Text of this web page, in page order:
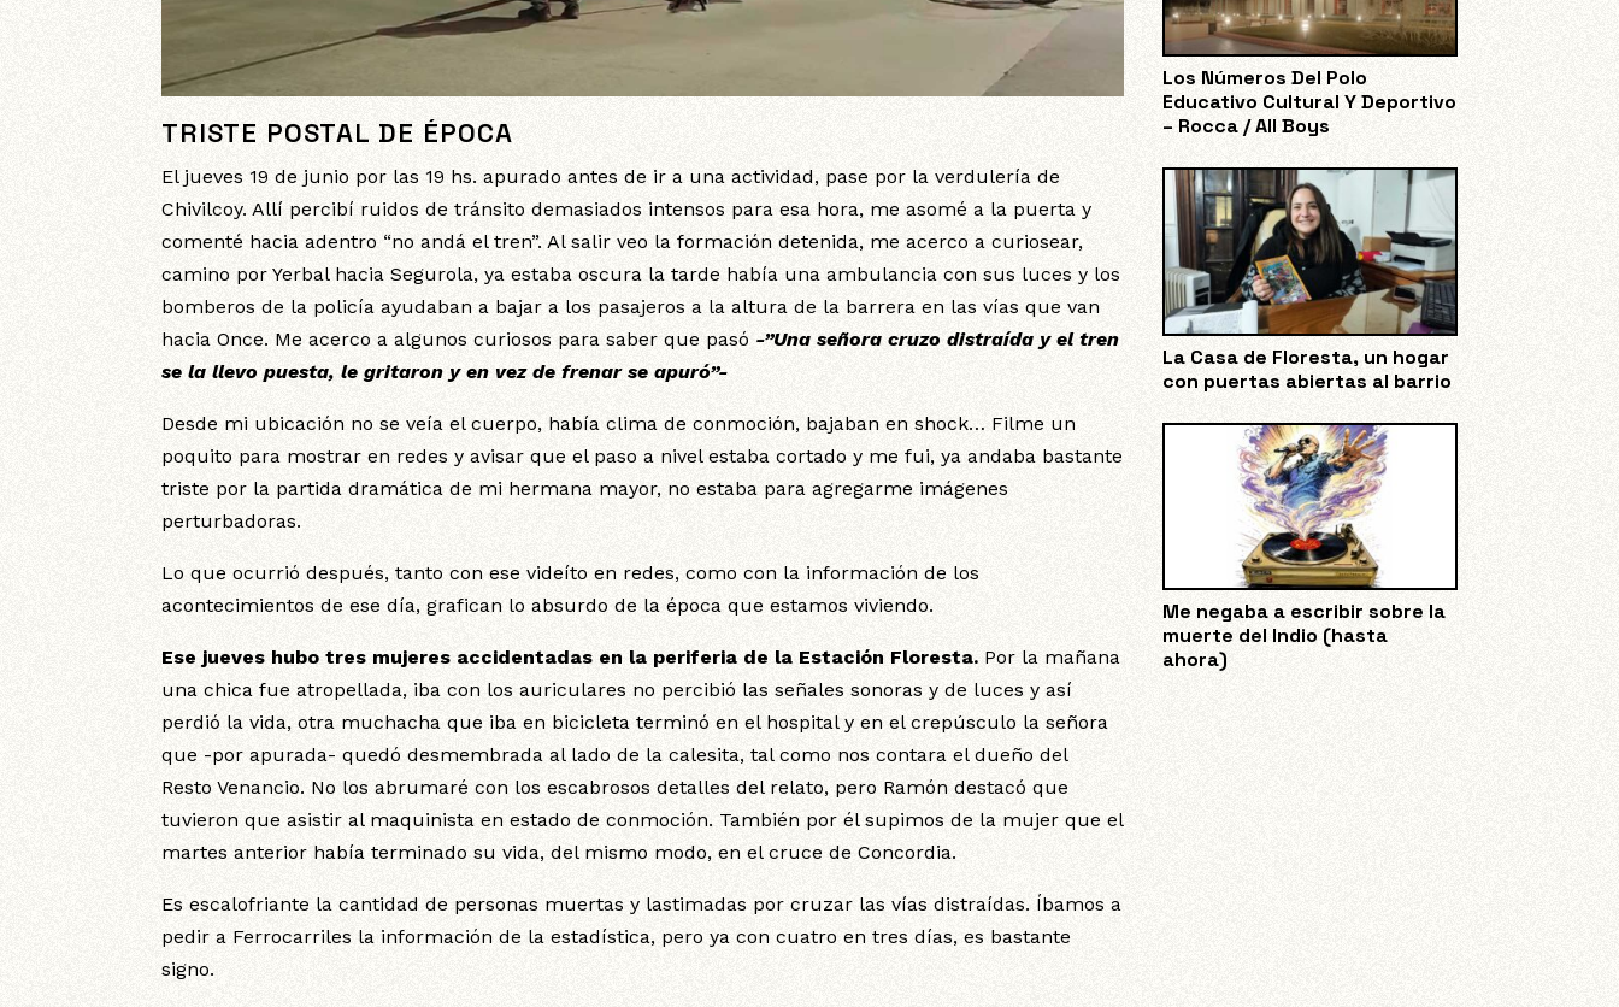
TRISTE POSTAL DE ÉPOCA
El jueves 19 de junio por las 19 hs. apurado antes de ir a una actividad, pase por la verdulería de
Chivilcoy. Allí percibí ruidos de tránsito demasiados intensos para esa hora, me asomé a la puerta y
comenté hacia adentro “no andá el tren”. Al salir veo la formación detenida, me acerco a curiosear,
camino por Yerbal hacia Segurola, ya estaba oscura la tarde había una ambulancia con sus luces y los
bomberos de la policía ayudaban a bajar a los pasajeros a la altura de la barrera en las vías que van
hacia Once. Me acerco a algunos curiosos para saber que pasó -”Una señora cruzo distraída y el tren
se la llevo puesta, le gritaron y en vez de frenar se apuró”-
Desde mi ubicación no se veía el cuerpo, había clima de conmoción, bajaban en shock… Filme un
poquito para mostrar en redes y avisar que el paso a nivel estaba cortado y me fui, ya andaba bastante
triste por la partida dramática de mi hermana mayor, no estaba para agregarme imágenes
perturbadoras.
Lo que ocurrió después, tanto con ese videíto en redes, como con la información de los
acontecimientos de ese día, grafican lo absurdo de la época que estamos viviendo.
Ese jueves hubo tres mujeres accidentadas en la periferia de la Estación Floresta. Por la mañana
una chica fue atropellada, iba con los auriculares no percibió las señales sonoras y de luces y así
perdió la vida, otra muchacha que iba en bicicleta terminó en el hospital y en el crepúsculo la señora
que -por apurada- quedó desmembrada al lado de la calesita, tal como nos contara el dueño del
Resto Venancio. No los abrumaré con los escabrosos detalles del relato, pero Ramón destacó que
tuvieron que asistir al maquinista en estado de conmoción. También por él supimos de la mujer que el
martes anterior había terminado su vida, del mismo modo, en el cruce de Concordia.
Es escalofriante la cantidad de personas muertas y lastimadas por cruzar las vías distraídas. Íbamos a
pedir a Ferrocarriles la información de la estadística, pero ya con cuatro en tres días, es bastante
signo.
Los Números Del Polo
Educativo Cultural Y Deportivo
– Rocca / All Boys
La Casa de Floresta, un hogar
con puertas abiertas al barrio
Me negaba a escribir sobre la
muerte del Indio (hasta
ahora)